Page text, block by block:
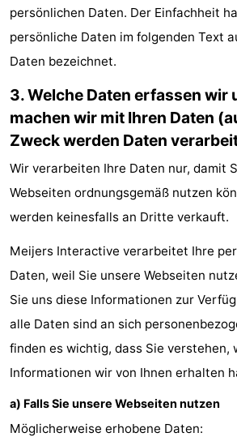
Meerpaal
-
Valkenisse
Zee,
Bos
en
Duin
Hotels
Zimmer
(mit
Frühstück)
Lastminutes
Strand
&
tun
-
Museen
-
Galerien
-
Denkmäler
-
persönlichen Daten. Der Einfachheit
persönliche Daten im folgenden Text
Daten bezeichnet.
3. Welche Daten erfassen wir
machen wir mit Ihren Daten
Zweck werden Daten
Wir verarbeiten Ihre Daten nur, damit
Webseiten ordnungsgemäß nutzen
werden keinesfalls an Dritte verkauft.
Meijers Interactive verarbeitet Ihre
Daten, weil Sie unsere Webseiten
Sie uns diese Informationen zur
alle Daten sind an sich
finden es wichtig, dass Sie verstehen,
Informationen wir von Ihnen erhalten
a) Falls Sie unsere Webseiten nutzen
Möglicherweise erhobene Daten: